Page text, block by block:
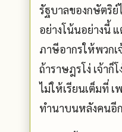
รัฐบาลของกษัตริย์
อย่างโน้นอย่างนี้
ภาษีอากรให้พวกเ
ถ้าราษฎรโง่ เจ้า
ไม่ให้เรียนเต็มที่ เ
ทำนาบนหลังคนอี